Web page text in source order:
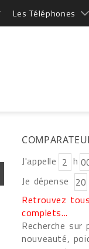
Les Téléphones
J'appelle h
Je dépense
Retrouvez
complets...
Recherche
nouveauté,